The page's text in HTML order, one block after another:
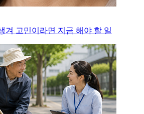
겨 고민이라면 지금 해야 할 일